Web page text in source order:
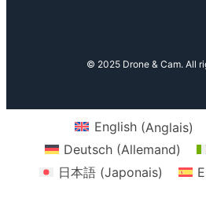
© 2025 Drone & Cam. All
English(Anglais)
Deutsch (Allemand)
日本語 (Japonais)